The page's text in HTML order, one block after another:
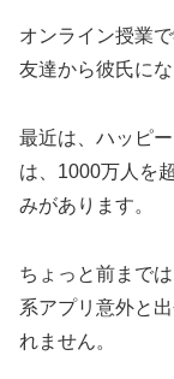
オンライン授業
友達から彼氏に
最近は、ハッピ
は、1000万人を
みがあります。
ちょっと前まで
系アプリ意外と
れません。